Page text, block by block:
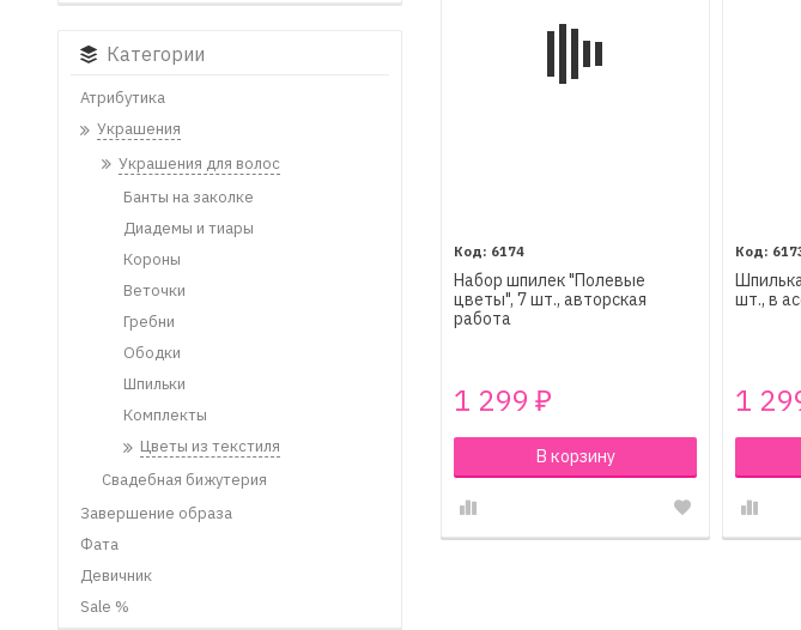
Категории
Атрибутика
Украшения
Украшения для волос
Банты на заколке
Диадемы и тиары
Короны
Веточки
Гребни
Ободки
Шпильки
Комплекты
Цветы из текстиля
Свадебная бижутерия
Завершение образа
Фата
Девичник
Sale %
6174
Набор шпилек "Полевые
цветы", 7 шт., авторская
работа
1 299 ₽
В корзину
шт., в
1